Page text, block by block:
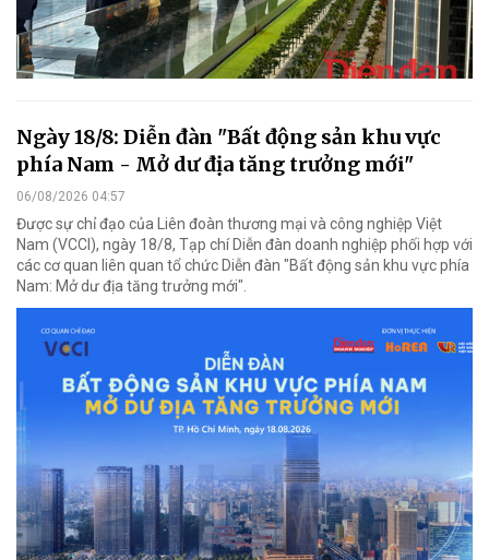
Ngày 18/8: Diễn đàn "Bất động sản khu vực
phía Nam - Mở dư địa tăng trưởng mới"
06/08/2026 04:57
Được sự chỉ đạo của Liên đoàn thương mại và công nghiệp Việt
Nam (VCCI), ngày 18/8, Tạp chí Diễn đàn doanh nghiệp phối hợp với
các cơ quan liên quan tổ chức Diễn đàn "Bất động sản khu vực phía
Nam: Mở dư địa tăng trưởng mới".